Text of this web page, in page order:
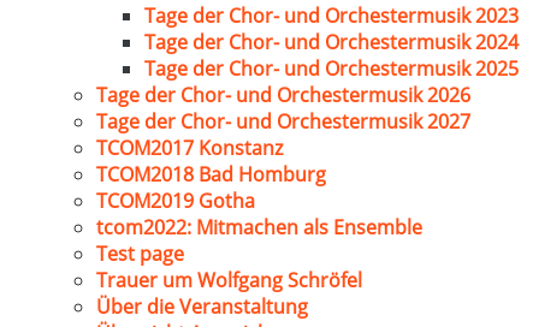
Tage der Chor- und Orchestermusik 2023
Tage der Chor- und Orchestermusik 2024
Tage der Chor- und Orchestermusik 2025
Tage der Chor- und Orchestermusik 2026
Tage der Chor- und Orchestermusik 2027
TCOM2017 Konstanz
TCOM2018 Bad Homburg
TCOM2019 Gotha
tcom2022: Mitmachen als Ensemble
Test page
Trauer um Wolfgang Schröfel
Über die Veranstaltung